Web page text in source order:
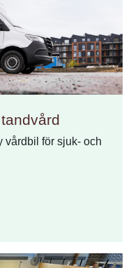
vårdbil för sjuk- och